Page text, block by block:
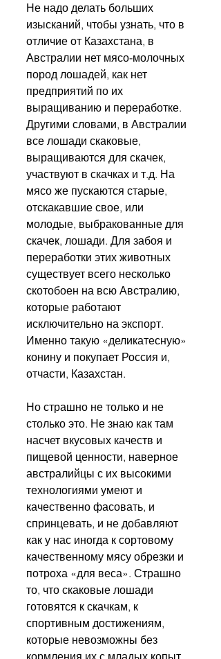
Не надо делать больших
изысканий, чтобы узнать, что в
отличие от Казахстана, в
Австралии нет мясо-молочных
пород лошадей, как нет
предприятий по их
выращиванию и переработке.
Другими словами, в Австралии
все лошади скаковые,
выращиваются для скачек,
участвуют в скачках и т.д. На
мясо же пускаются старые,
отскакавшие свое, или
молодые, выбракованные для
скачек, лошади. Для забоя и
переработки этих животных
существует всего несколько
скотобоен на всю Австралию,
которые работают
исключительно на экспорт.
Именно такую «деликатесную»
конину и покупает Россия и,
отчасти, Казахстан.
Но страшно не только и не
столько это. Не знаю как там
насчет вкусовых качеств и
пищевой ценности, наверное
австралийцы с их высокими
технологиями умеют и
качественно фасовать, и
спринцевать, и не добавляют
как у нас иногда к сортовому
качественному мясу обрезки и
потроха «для веса». Страшно
то, что скаковые лошади
готовятся к скачкам, к
спортивным достижениям,
которые невозможны без